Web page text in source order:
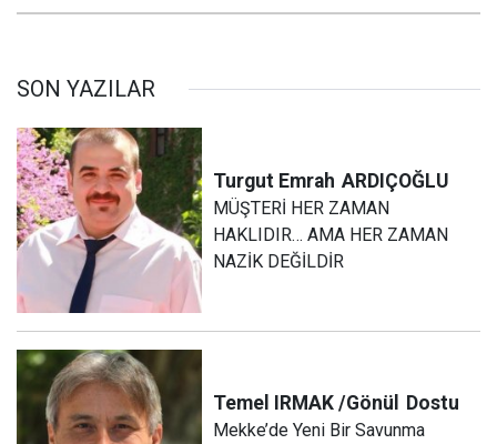
SON YAZILAR
Turgut Emrah ARDIÇOĞLU
MÜŞTERİ HER ZAMAN
HAKLIDIR… AMA HER ZAMAN
NAZİK DEĞİLDİR
Temel IRMAK /Gönül Dostu
Mekke’de Yeni Bir Savunma